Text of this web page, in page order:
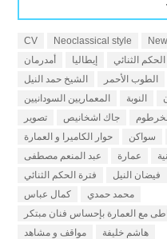
CV Neoclassical style
أمدرمان
إيطاليا الحكم الثنائي
الشيخ حمد النيل
الطوب الأحمر
المعماريين السودانيين
النوبة
تصوير
جاك اشخانيص
حوار الكاميرا و العمارة
سواكن
عبد المنعم مصطفى
عمارة
فترة الحكم الثنائي
فيضان النيل
كمال عباس
محمد حمدي
مع العمارة بإحساس فنان مبتكر
مواقف و مشاهد
هاشم خليفة